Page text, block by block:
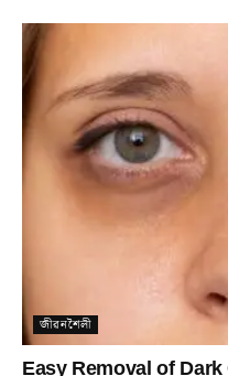
জীৱনশৈলী
Easy Removal of Dark